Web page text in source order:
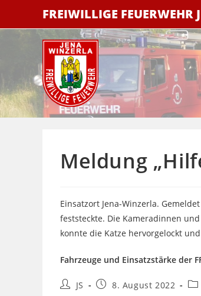
FREIWILLIGE FEUERWEHR
Meldung
Einsatzort Jena-Winzerla.
feststeckte. Die Kameradinnen
konnte die Katze hervorgelockt
Fahrzeuge und Einsatzstärke der
Beitrags-
JS
Beitrag8. August 2022